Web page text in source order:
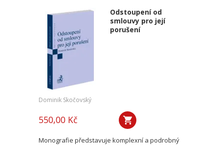
Odstoupení od
smlouvy pro její
porušení
Dominik Skočovský
550,00 Kč
Monografie představuje komplexní a podrobný